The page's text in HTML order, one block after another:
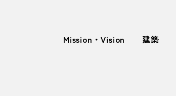
Mission・Vision 建築